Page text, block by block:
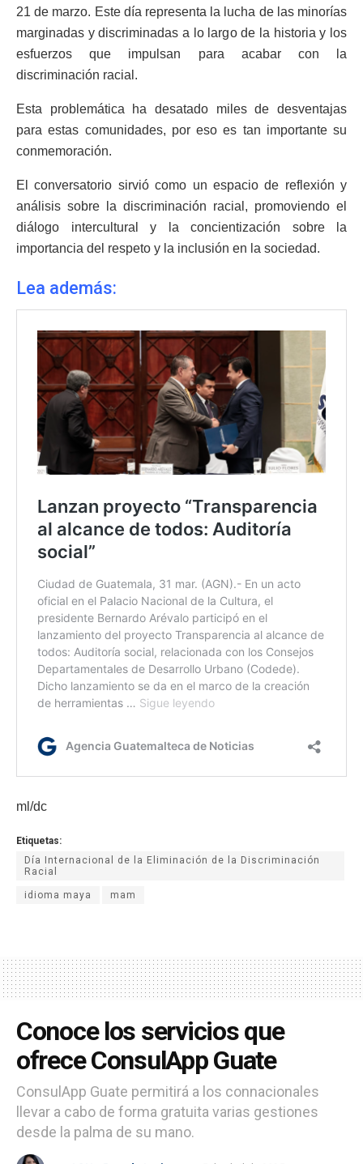
21 de marzo. Este día representa la lucha de las minorías
marginadas y discriminadas a lo largo de la historia y los
esfuerzos que impulsan para acabar con la
discriminación racial.
Esta problemática ha desatado miles de desventajas
para estas comunidades, por eso es tan importante su
conmemoración.
El conversatorio sirvió como un espacio de reflexión y
análisis sobre la discriminación racial, promoviendo el
diálogo intercultural y la concientización sobre la
importancia del respeto y la inclusión en la sociedad.
Lea además:
ml/dc
Etiquetas:
Día Internacional de la Eliminación de la Discriminación
Racial
idioma maya mam
Conoce los servicios que
ofrece ConsulApp Guate
ConsulApp Guate permitirá a los connacionales
llevar a cabo de forma gratuita varias gestiones
desde la palma de su mano.